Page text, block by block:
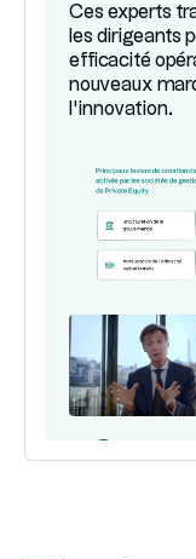
Ces experts
les dirigeants
efficacité
nouveaux
l’innovation.
gérants